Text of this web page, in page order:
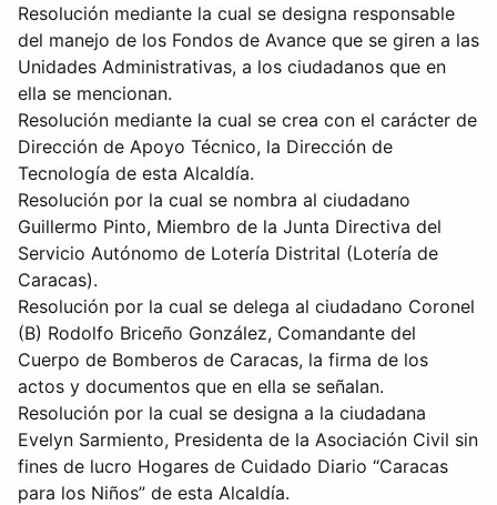
Resolución mediante la cual se designa responsable
del manejo de los Fondos de Avance que se giren a las
Unidades Administrativas, a los ciudadanos que en
ella se mencionan.
Resolución mediante la cual se crea con el carácter de
Dirección de Apoyo Técnico, la Dirección de
Tecnología de esta Alcaldía.
Resolución por la cual se nombra al ciudadano
Guillermo Pinto, Miembro de la Junta Directiva del
Servicio Autónomo de Lotería Distrital (Lotería de
Caracas).
Resolución por la cual se delega al ciudadano Coronel
(B) Rodolfo Briceño González, Comandante del
Cuerpo de Bomberos de Caracas, la firma de los
actos y documentos que en ella se señalan.
Resolución por la cual se designa a la ciudadana
Evelyn Sarmiento, Presidenta de la Asociación Civil sin
fines de lucro Hogares de Cuidado Diario “Caracas
para los Niños” de esta Alcaldía.